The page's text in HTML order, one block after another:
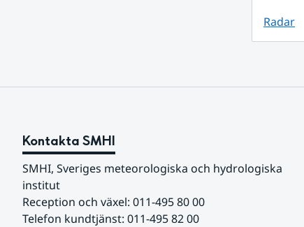
Radar
Kontakta SMHI
SMHI, Sveriges meteorologiska och hydrologiska
institut
Reception och växel: 011-495 80 00
Telefon kundtjänst: 011-495 82 00